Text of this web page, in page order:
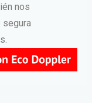
nos
segura